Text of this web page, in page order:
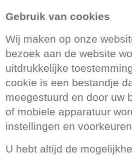
Gebruik van cookies
Wij maken op onze
bezoek aan de website
uitdrukkelijke
cookie is een bestandje
meegestuurd en door uw
of mobiele apparatuur
instellingen en
U hebt altijd de